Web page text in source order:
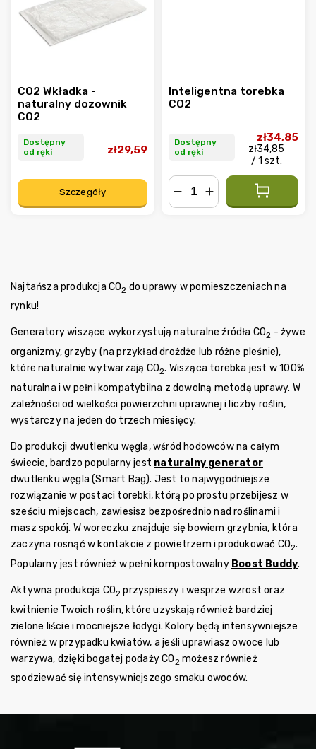
CO2 Wkładka -
naturalny dozownik
CO2
Dostępny
od ręki
zł29,59
Szczegóły
Inteligentna torebka
CO2
Dostępny
od ręki
zł34,85
zł34,85
/ 1 szt.
Najtańsza produkcja CO2 do uprawy w pomieszczeniach na
rynku!
Generatory wiszące wykorzystują naturalne źródła CO2 - żywe
organizmy, grzyby (na przykład drożdże lub różne pleśnie),
które naturalnie wytwarzają CO2. Wisząca torebka jest w 100%
naturalna i w pełni kompatybilna z dowolną metodą uprawy. W
zależności od wielkości powierzchni uprawnej i liczby roślin,
wystarczy na jeden do trzech miesięcy.
Do produkcji dwutlenku węgla, wśród hodowców na całym
świecie, bardzo popularny jest naturalny generator
dwutlenku węgla (Smart Bag). Jest to najwygodniejsze
rozwiązanie w postaci torebki, którą po prostu przebijesz w
sześciu miejscach, zawiesisz bezpośrednio nad roślinami i
masz spokój. W woreczku znajduje się bowiem grzybnia, która
zaczyna rosnąć w kontakcie z powietrzem i produkować CO2.
Popularny jest również w pełni kompostowalny Boost Buddy.
Aktywna produkcja CO2 przyspieszy i wesprze wzrost oraz
kwitnienie Twoich roślin, które uzyskają również bardziej
zielone liście i mocniejsze łodygi. Kolory będą intensywniejsze
również w przypadku kwiatów, a jeśli uprawiasz owoce lub
warzywa, dzięki bogatej podaży CO2 możesz również
spodziewać się intensywniejszego smaku owoców.